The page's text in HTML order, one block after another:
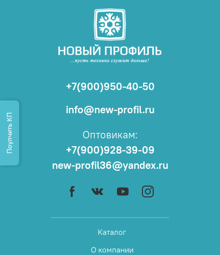
Каталог
О компании
+7(900)950-40-50
info@new-profil.ru
Оптовикам:
+7(900)928-39-09
new-profil36@yandex.ru
Поулчить КП